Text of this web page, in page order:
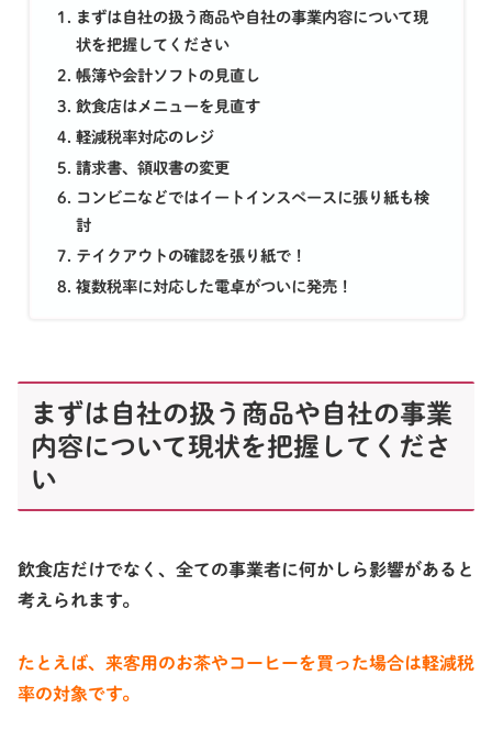
まずは自社の扱う商品や自社の事業内容について現
状を把握してください
帳簿や会計ソフトの見直し
飲食店はメニューを見直す
軽減税率対応のレジ
請求書、領収書の変更
コンビニなどではイートインスペースに張り紙も検
討
テイクアウトの確認を張り紙で！
複数税率に対応した電卓がついに発売！
まずは自社の扱う商品や自社の事業
内容について現状を把握してくださ
い
飲食店だけでなく、全ての事業者に何かしら影響があると
考えられます。
たとえば、来客用のお茶やコーヒーを買った場合は軽減税
率の対象です。